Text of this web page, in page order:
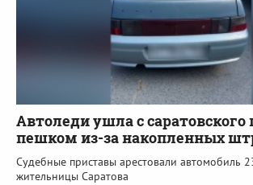
Автоледи ушла с
пешком из-за накопленных
Судебные приставы арестовали автомобиль
жительницы Саратова